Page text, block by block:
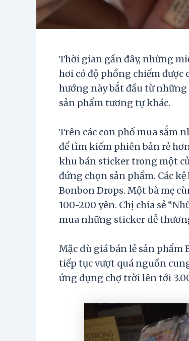
Thời gian gần đây, những
hơi có độ phồng chiếm được
hướng này bắt đầu từ những
sản phẩm tương tự khác.
Trên các con phố mua sắm
để tìm kiếm phiên bản rẻ
khu bán sticker trong một
đứng chọn sản phẩm. Các
Bonbon Drops. Một bà mẹ
100-200 yên. Chị chia sẻ
mua những sticker dễ
Mặc dù giá bán lẻ sản
tiếp tục vượt quá nguồn
ứng dụng chợ trời lên tới